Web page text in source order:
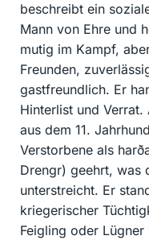
beschreibt ein
Mann von Ehre und
mutig im Kampf,
Freunden,
gastfreundlich. Er
Hinterlist und Verrat.
aus dem 11.
Verstorbene als
Drengr) geehrt, was
unterstreicht. Er
kriegerischer
Feigling oder